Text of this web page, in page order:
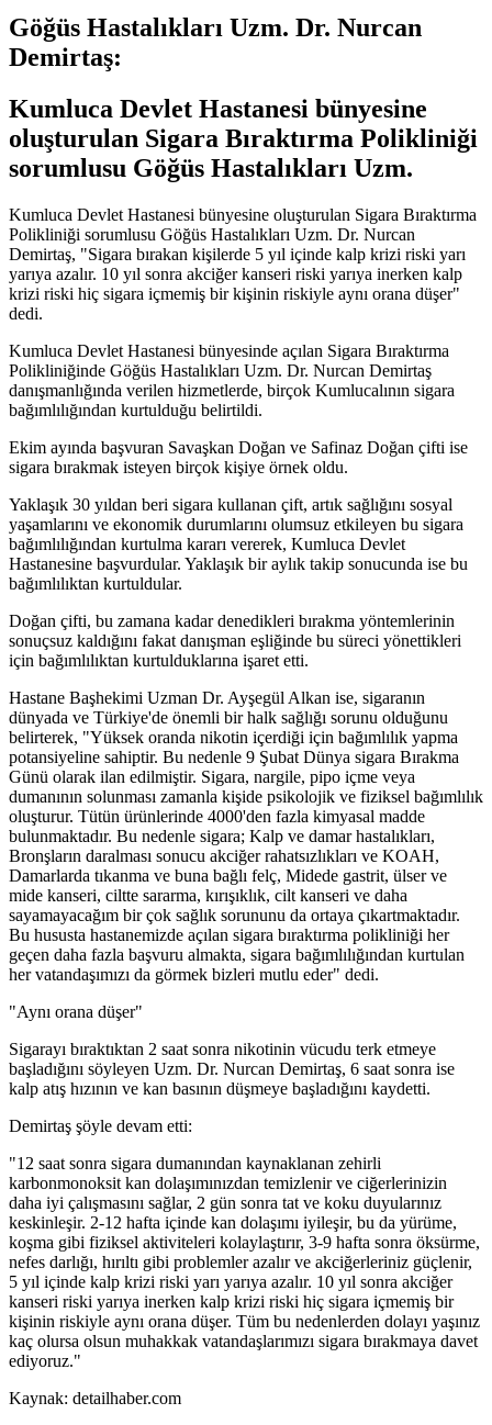
Göğüs Hastalıkları Uzm. Dr. Nurcan
Demirtaş:
Kumluca Devlet Hastanesi bünyesine
oluşturulan Sigara Bıraktırma Polikliniği
sorumlusu Göğüs Hastalıkları Uzm.
Kumluca Devlet Hastanesi bünyesine oluşturulan Sigara Bıraktırma
Polikliniği sorumlusu Göğüs Hastalıkları Uzm. Dr. Nurcan
Demirtaş, "Sigara bırakan kişilerde 5 yıl içinde kalp krizi riski yarı
yarıya azalır. 10 yıl sonra akciğer kanseri riski yarıya inerken kalp
krizi riski hiç sigara içmemiş bir kişinin riskiyle aynı orana düşer"
dedi.
Kumluca Devlet Hastanesi bünyesinde açılan Sigara Bıraktırma
Polikliniğinde Göğüs Hastalıkları Uzm. Dr. Nurcan Demirtaş
danışmanlığında verilen hizmetlerde, birçok Kumlucalının sigara
bağımlılığından kurtulduğu belirtildi.
Ekim ayında başvuran Savaşkan Doğan ve Safinaz Doğan çifti ise
sigara bırakmak isteyen birçok kişiye örnek oldu.
Yaklaşık 30 yıldan beri sigara kullanan çift, artık sağlığını sosyal
yaşamlarını ve ekonomik durumlarını olumsuz etkileyen bu sigara
bağımlılığından kurtulma kararı vererek, Kumluca Devlet
Hastanesine başvurdular. Yaklaşık bir aylık takip sonucunda ise bu
bağımlılıktan kurtuldular.
Doğan çifti, bu zamana kadar denedikleri bırakma yöntemlerinin
sonuçsuz kaldığını fakat danışman eşliğinde bu süreci yönettikleri
için bağımlılıktan kurtulduklarına işaret etti.
Hastane Başhekimi Uzman Dr. Ayşegül Alkan ise, sigaranın
dünyada ve Türkiye'de önemli bir halk sağlığı sorunu olduğunu
belirterek, "Yüksek oranda nikotin içerdiği için bağımlılık yapma
potansiyeline sahiptir. Bu nedenle 9 Şubat Dünya sigara Bırakma
Günü olarak ilan edilmiştir. Sigara, nargile, pipo içme veya
dumanının solunması zamanla kişide psikolojik ve fiziksel bağımlılık
oluşturur. Tütün ürünlerinde 4000'den fazla kimyasal madde
bulunmaktadır. Bu nedenle sigara; Kalp ve damar hastalıkları,
Bronşların daralması sonucu akciğer rahatsızlıkları ve KOAH,
Damarlarda tıkanma ve buna bağlı felç, Midede gastrit, ülser ve
mide kanseri, ciltte sararma, kırışıklık, cilt kanseri ve daha
sayamayacağım bir çok sağlık sorununu da ortaya çıkartmaktadır.
Bu hususta hastanemizde açılan sigara bıraktırma polikliniği her
geçen daha fazla başvuru almakta, sigara bağımlılığından kurtulan
her vatandaşımızı da görmek bizleri mutlu eder" dedi.
"Aynı orana düşer"
Sigarayı bıraktıktan 2 saat sonra nikotinin vücudu terk etmeye
başladığını söyleyen Uzm. Dr. Nurcan Demirtaş, 6 saat sonra ise
kalp atış hızının ve kan basının düşmeye başladığını kaydetti.
Demirtaş şöyle devam etti:
"12 saat sonra sigara dumanından kaynaklanan zehirli
karbonmonoksit kan dolaşımınızdan temizlenir ve ciğerlerinizin
daha iyi çalışmasını sağlar, 2 gün sonra tat ve koku duyularınız
keskinleşir. 2-12 hafta içinde kan dolaşımı iyileşir, bu da yürüme,
koşma gibi fiziksel aktiviteleri kolaylaştırır, 3-9 hafta sonra öksürme,
nefes darlığı, hırıltı gibi problemler azalır ve akciğerleriniz güçlenir,
5 yıl içinde kalp krizi riski yarı yarıya azalır. 10 yıl sonra akciğer
kanseri riski yarıya inerken kalp krizi riski hiç sigara içmemiş bir
kişinin riskiyle aynı orana düşer. Tüm bu nedenlerden dolayı yaşınız
kaç olursa olsun muhakkak vatandaşlarımızı sigara bırakmaya davet
ediyoruz."
Kaynak: detailhaber.com